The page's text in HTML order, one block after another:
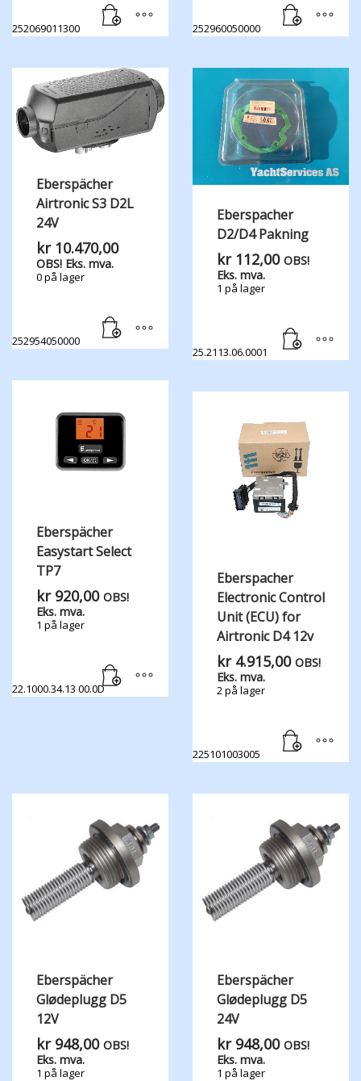
252069011300 252960050000
Eberspächer
Airtronic S3 D2L
24V
kr10.470,00
OBS! Eks. mva.
0 på lager
252954050000
Eberspacher
D2/D4 Pakning
kr112,00 OBS!
Eks. mva.
1 på lager
25.2113.06.0001
Eberspächer
Easystart Select
TP7
kr920,00 OBS!
Eks. mva.
1 på lager
22.1000.34.13 00.0D
Eberspacher
Electronic Control
Unit (ECU) for
Airtronic D4 12v
kr4.915,00 OBS!
Eks. mva.
2 på lager
225101003005
Eberspächer
Glødeplugg D5
12V
kr948,00 OBS!
Eks. mva.
1 på lager
Eberspächer
Glødeplugg D5
24V
kr948,00 OBS!
Eks. mva.
1 på lager